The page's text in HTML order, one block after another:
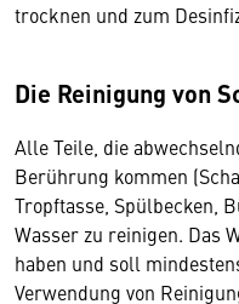
trocknen und zum
Die Reinigung von
Alle Teile, die
Berührung kommen
Tropftasse, Spülbecken,
Wasser zu reinigen. Das
haben und soll
Verwendung von